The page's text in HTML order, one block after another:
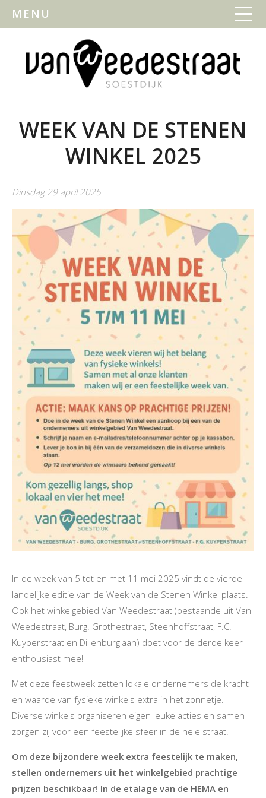
MENU
WEEK VAN DE STENEN
WINKEL 2025
Dinsdag 29 april 2025
In de week van 5 tot en met 11 mei 2025 vindt de vierde
landelijke editie van de Week van de Stenen Winkel plaats.
Ook het winkelgebied Van Weedestraat (bestaande uit Van
Weedestraat, Burg. Grothestraat, Steenhoffstraat, F.C.
Kuyperstraat en Dillenburglaan) doet voor de derde keer
enthousiast mee!
Met deze feestweek zetten lokale ondernemers de kracht
en waarde van fysieke winkels extra in het zonnetje.
Diverse winkels organiseren eigen leuke acties en samen
zorgen zij voor een feestelijke sfeer in de hele straat.
Om deze bijzondere week extra feestelijk te maken,
stellen ondernemers uit het winkelgebied prachtige
prijzen beschikbaar! In de etalage van de HEMA en